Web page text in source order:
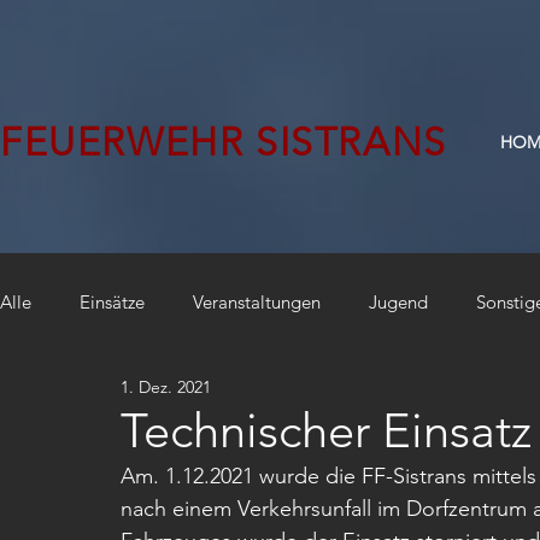
FEUERWEHR SISTRANS
Alle Einsätze Veranstaltungen Jugend
Technischer
1. Dez. 2021
Am. 1.12.2021 wurde die FF-Sistrans
nach einem Verkehrsunfall im